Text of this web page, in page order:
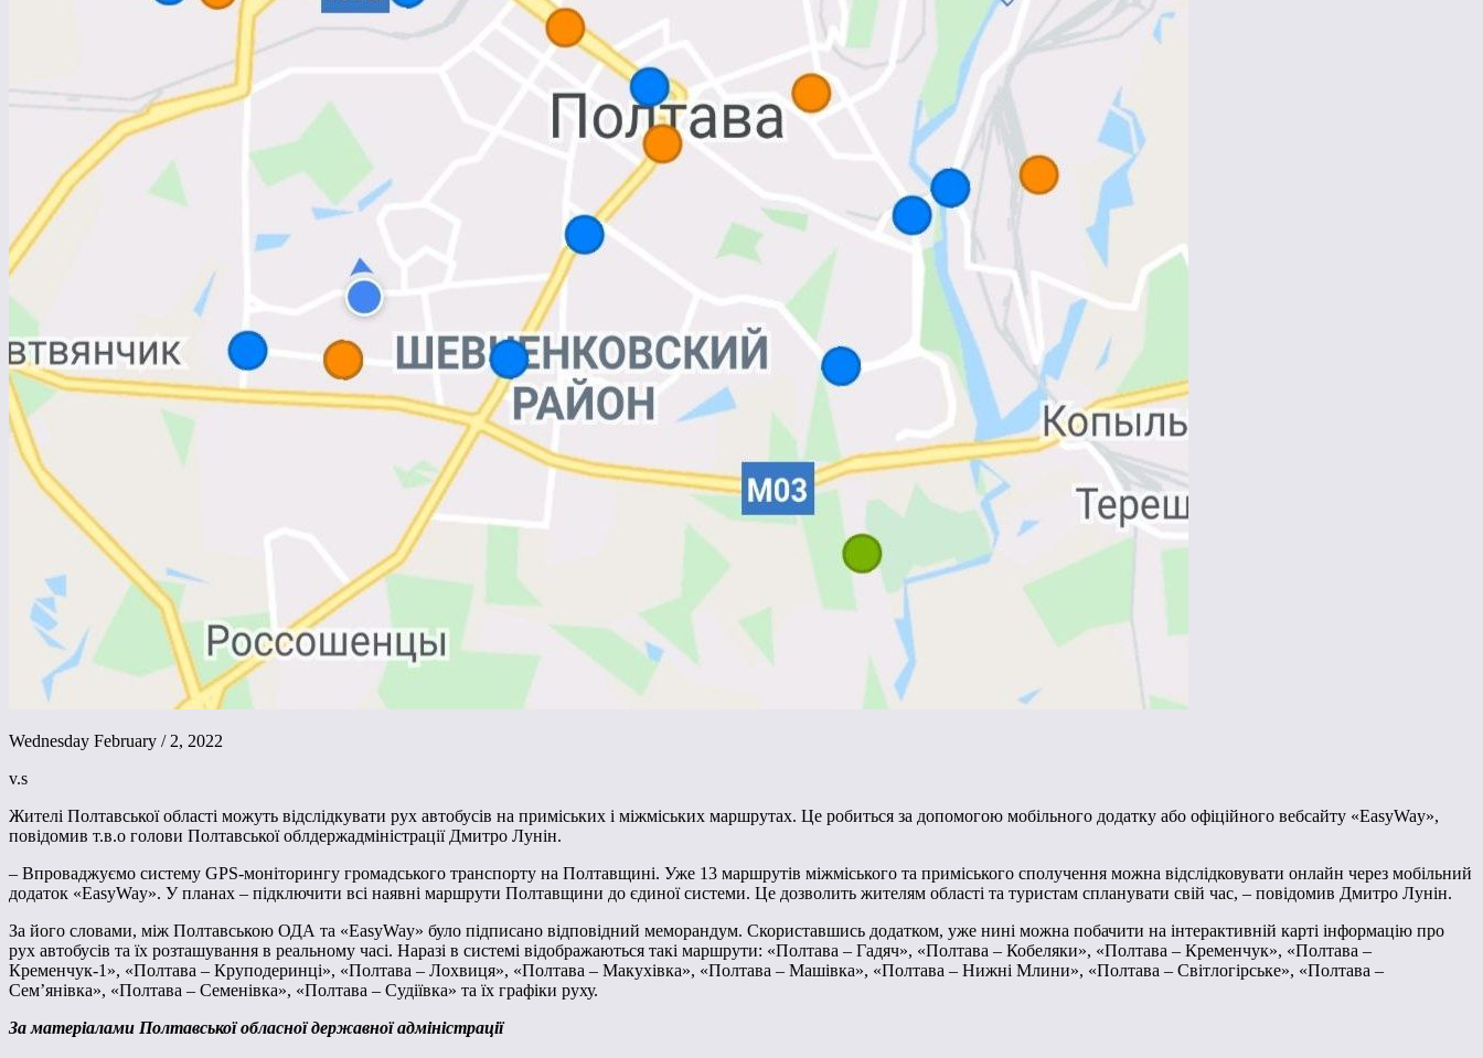
Wednesday February / 2, 2022
v.s
Жителі Полтавської області можуть відслідкувати рух автобусів на приміських і міжміських маршрутах. Це робиться за допомогою мобільного додатку або офіційного вебсайту «EasyWay»,
повідомив т.в.о голови Полтавської облдержадміністрації Дмитро Лунін.
– Впроваджуємо систему GPS-моніторингу громадського транспорту на Полтавщині. Уже 13 маршрутів міжміського та приміського сполучення можна відслідковувати онлайн через мобільний
додаток «EasyWay». У планах – підключити всі наявні маршрути Полтавщини до єдиної системи. Це дозволить жителям області та туристам спланувати свій час, – повідомив Дмитро Лунін.
За його словами, між Полтавською ОДА та «EasyWay» було підписано відповідний меморандум. Скориставшись додатком, уже нині можна побачити на інтерактивній карті інформацію про
рух автобусів та їх розташування в реальному часі. Наразі в системі відображаються такі маршрути: «Полтава – Гадяч», «Полтава – Кобеляки», «Полтава – Кременчук», «Полтава –
Кременчук-1», «Полтава – Круподеринці», «Полтава – Лохвиця», «Полтава – Макухівка», «Полтава – Машівка», «Полтава – Нижні Млини», «Полтава – Світлогірське», «Полтава –
Сем’янівка», «Полтава – Семенівка», «Полтава – Судіївка» та їх графіки руху.
За матеріалами Полтавської обласної державної адміністрації